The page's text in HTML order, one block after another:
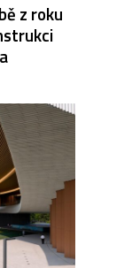
z roku